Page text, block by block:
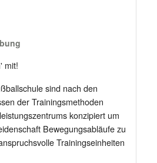
mit!
sind nach den
der Trainingsmethoden
konzipiert um
Bewegungsabläufe zu
Trainingseinheiten